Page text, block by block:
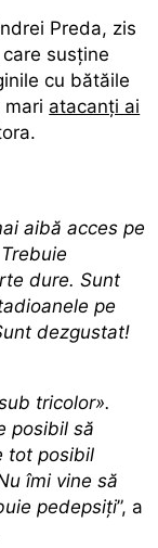
Preda, zis
care susține
cu bătăile
atacanți ai
aibă acces pe
dure. Sunt
pe
dezgustat!
tricolor».
posibil să
tot posibil
îmi vine să
pedepsiți”, a